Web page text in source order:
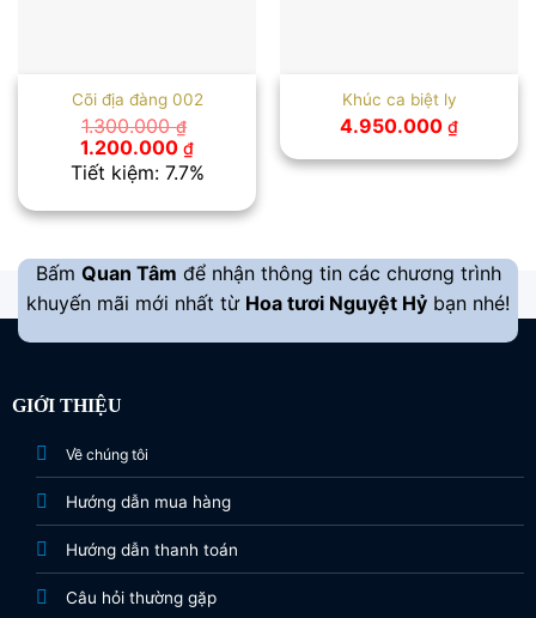
Cõi địa đàng 002
1.300.000₫
Giá
gốc
là:
1.200.000 ₫Giá
hiện
tại
1.200.000 ₫.
Tiết kiệm: 7.7%
Khúc ca biệt ly
4.950.000 ₫
Bấm Quan Tâm để nhận thông tin các chương trình
khuyến mãi mới nhất từ Hoa tươi Nguyệt Hỷ bạn nhé!
GIỚI THIỆU
Về chúng tôi
Hướng dẫn mua hàng
Hướng dẫn thanh toán
Câu hỏi thường gặp